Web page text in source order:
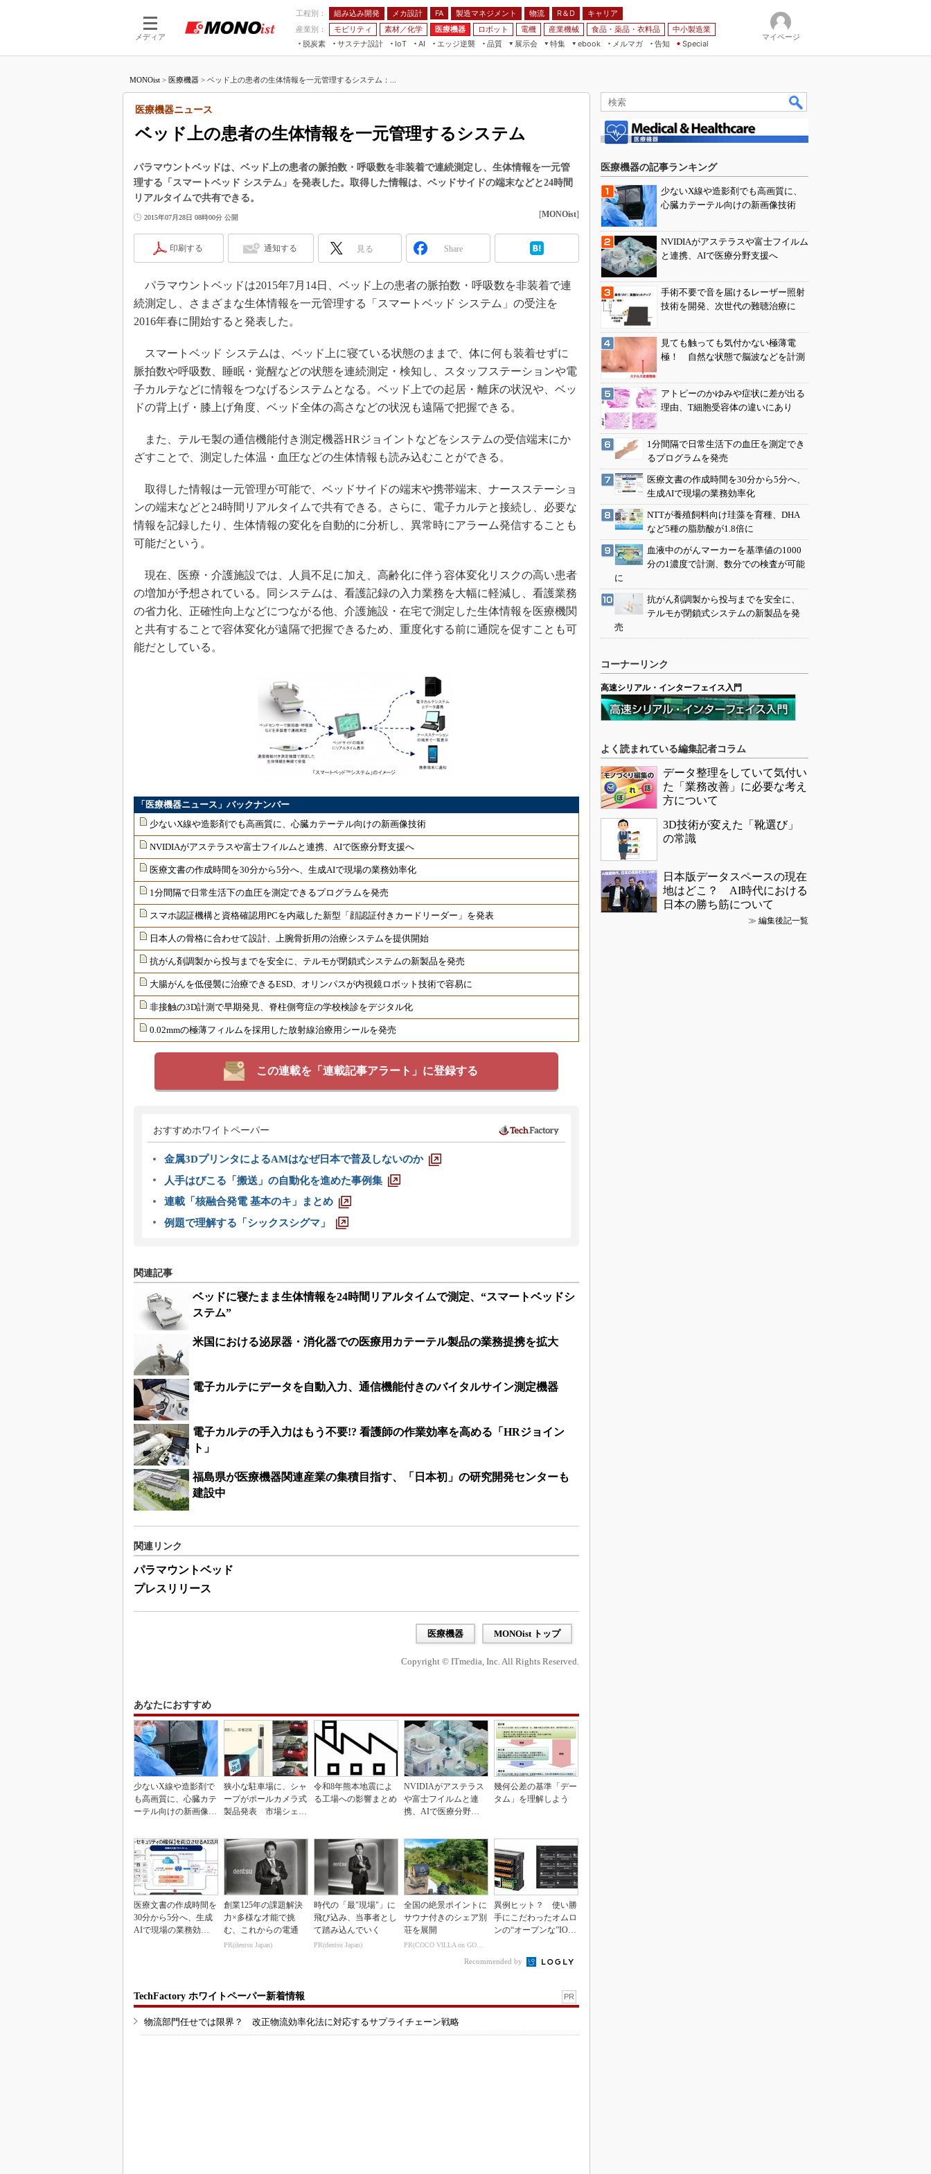
メディア
工程別： 組み込み開発 メカ設計 FA 製造マネジメント 物流 R＆D
キャリア
産業別：
モビリティ 素材／化学 医療機器 ロボット 電機 産業機械 食品・薬品・衣料品
中小製造業
脱炭素
サステナ設計
IoT
つながる工場
AI
AI×設備保全
エッジ逆襲 品質
展示会
JIMTOF
IIFES
ジャパンモビリティショー
スマート工場EXPO
EdgeTech+
日本ものづくりワールド
AUTOMOTIVE WORLD
特集
VR／AR
フィールドサービス
FPGA
組み込み画像技術
車載ソフト開発
無償設計ツール
S＆OP
インダストリー4.0
イノベーション
メイドインジャパン
植物工場
知財マネジメント
海外生産
グローバル設計・開発
新型コロナへの対応
ebook
素材／化学
メルマガ
告知 Special
マイページ
MONOist > 医療機器 > ベッド上の患者の生体情報を一元管理するシステム：...
ベッド上の患者の生体情報を一元管理するシステム
医療機器ニュース
パラマウントベッドは、ベッド上の患者の脈拍数・呼吸数を非装着で連続測定し、生体情報を一元管
理する「スマートベッド システム」を発表した。取得した情報は、ベッドサイドの端末などと24時間
リアルタイムで共有できる。
2015年07月28日 08時00分 公開 [MONOist]
印刷する 通知する 見る Share
パラマウントベッドは2015年7月14日、ベッド上の患者の脈拍数・呼吸数を非装着で連
続測定し、さまざまな生体情報を一元管理する「スマートベッド システム」の受注を
2016年春に開始すると発表した。
スマートベッド システムは、ベッド上に寝ている状態のままで、体に何も装着せずに
脈拍数や呼吸数、睡眠・覚醒などの状態を連続測定・検知し、スタッフステーションや電
子カルテなどに情報をつなげるシステムとなる。ベッド上での起居・離床の状況や、ベッ
ドの背上げ・膝上げ角度、ベッド全体の高さなどの状況も遠隔で把握できる。
また、テルモ製の通信機能付き測定機器HRジョイントなどをシステムの受信端末にか
ざすことで、測定した体温・血圧などの生体情報も読み込むことができる。
取得した情報は一元管理が可能で、ベッドサイドの端末や携帯端末、ナースステーショ
ンの端末などと24時間リアルタイムで共有できる。さらに、電子カルテと接続し、必要な
情報を記録したり、生体情報の変化を自動的に分析し、異常時にアラーム発信することも
可能だという。
現在、医療・介護施設では、人員不足に加え、高齢化に伴う容体変化リスクの高い患者
の増加が予想されている。同システムは、看護記録の入力業務を大幅に軽減し、看護業務
の省力化、正確性向上などにつながる他、介護施設・在宅で測定した生体情報を医療機関
と共有することで容体変化が遠隔で把握できるため、重度化する前に通院を促すことも可
能だとしている。
「医療機器ニュース」バックナンバー
少ないX線や造影剤でも高画質に、心臓カテーテル向けの新画像技術
NVIDIAがアステラスや富士フイルムと連携、AIで医療分野支援へ
医療文書の作成時間を30分から5分へ、生成AIで現場の業務効率化
1分間隔で日常生活下の血圧を測定できるプログラムを発売
スマホ認証機構と資格確認用PCを内蔵した新型「顔認証付きカードリーダー」を発表
日本人の骨格に合わせて設計、上腕骨折用の治療システムを提供開始
抗がん剤調製から投与までを安全に、テルモが閉鎖式システムの新製品を発売
大腸がんを低侵襲に治療できるESD、オリンパスが内視鏡ロボット技術で容易に
非接触の3D計測で早期発見、脊柱側弯症の学校検診をデジタル化
0.02mmの極薄フィルムを採用した放射線治療用シールを発売
この連載を「連載記事アラート」に登録する
おすすめホワイトペーパー
金属3DプリンタによるAMはなぜ日本で普及しないのか
人手はびこる「搬送」の自動化を進めた事例集
連載「核融合発電 基本のキ」まとめ
例題で理解する「シックスシグマ」
関連記事
ベッドに寝たまま生体情報を24時間リアルタイムで測定、“スマートベッドシ
ステム”
米国における泌尿器・消化器での医療用カテーテル製品の業務提携を拡大
電子カルテにデータを自動入力、通信機能付きのバイタルサイン測定機器
電子カルテの手入力はもう不要!? 看護師の作業効率を高める「HRジョイン
ト」
福島県が医療機器関連産業の集積目指す、「日本初」の研究開発センターも
建設中
関連リンク
パラマウントベッド
プレスリリース
医療機器 MONOist トップ
Copyright © ITmedia, Inc. All Rights Reserved.
あなたにおすすめ
少ないX線や造影剤で
も高画質に、心臓カテ
ーテル向けの新画像技
狭小な駐車場に、シャ
ープがポールカメラ式
製品発表 市場シェア
令和8年熊本地震によ
る工場への影響まとめ
NVIDIAがアステラス
や富士フイルムと連
携、AIで医療分野支
幾何公差の基準「デー
タム」を理解しよう
医療文書の作成時間を
30分から5分へ、生成
AIで現場の業務効率
創業125年の課題解決
力×多様な才能で挑
む、これからの電通
PR(dentsu Japan)
時代の「最"現場"」に
飛び込み、当事者とし
て踏み込んでいく
PR(dentsu Japan)
全国の絶景ポイントに
サウナ付きのシェア別
荘を展開
PR(COCO VILLA on GOETHE)
異例ヒット？ 使い勝
手にこだわったオムロ
ンの“オープンな”IO-L
Recommended by
TechFactory ホワイトペーパー新着情報 PR
物流部門任せでは限界？ 改正物流効率化法に対応するサプライチェーン戦略
医療機器の記事ランキング
少ないX線や造影剤でも高画質に、
心臓カテーテル向けの新画像技術
NVIDIAがアステラスや富士フイルム
と連携、AIで医療分野支援へ
手術不要で音を届けるレーザー照射
技術を開発、次世代の難聴治療に
見ても触っても気付かない極薄電
極！ 自然な状態で脳波などを計測
アトピーのかゆみや症状に差が出る
理由、T細胞受容体の違いにあり
1分間隔で日常生活下の血圧を測定でき
るプログラムを発売
医療文書の作成時間を30分から5分へ、
生成AIで現場の業務効率化
NTTが養殖飼料向け珪藻を育種、DHA
など5種の脂肪酸が1.8倍に
血液中のがんマーカーを基準値の1000
分の1濃度で計測、数分での検査が可能
に
抗がん剤調製から投与までを安全に、
テルモが閉鎖式システムの新製品を発
売
コーナーリンク
高速シリアル・インターフェイス入門
よく読まれている編集記者コラム
データ整理をしていて気付い
た「業務改善」に必要な考え
方について
3D技術が変えた「靴選び」
の常識
日本版データスペースの現在
地はどこ？ AI時代における
日本の勝ち筋について
≫ 編集後記一覧